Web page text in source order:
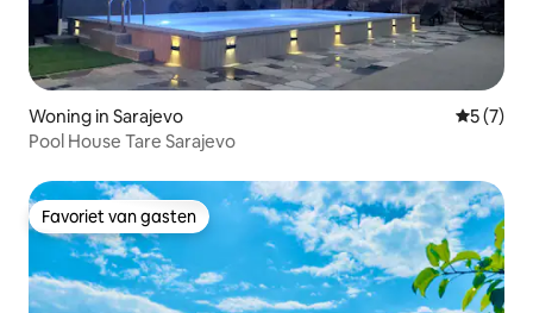
Woning in Sarajevo
5 (7)
Pool House Tare Sarajevo
Favoriet van gasten
Favoriet van gasten